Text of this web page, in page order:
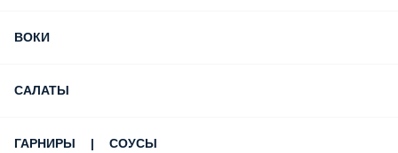
ВОКИ
САЛАТЫ
ГАРНИРЫ | СОУСЫ